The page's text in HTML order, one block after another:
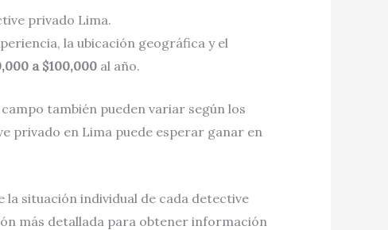
privado Lima.
la ubicación geográfica y el
a $100,000 al año.
también pueden variar según los
privado en Lima puede esperar ganar en
la situación individual de cada detective
más detallada para obtener información